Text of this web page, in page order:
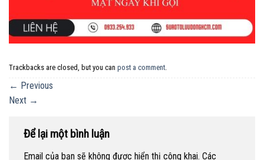
Trackbacks are closed, but you can post a comment
← Previous
Next →
Để lại một bình luận
Email của bạn sẽ không được hiển thị công khai. Các